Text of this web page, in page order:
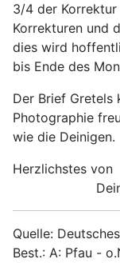
3/4 der
Korrekturen und
dies wird
bis Ende des
Der Brief Gretels
Photographie
wie die Deinigen.
Herzlichstes von
Deinem
Quelle:
Best.: A: Pfau -